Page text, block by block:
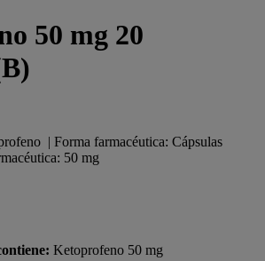
50 mg 20
| Forma farmacéutica: Cápsulas
50 mg
Ketoprofeno 50 mg